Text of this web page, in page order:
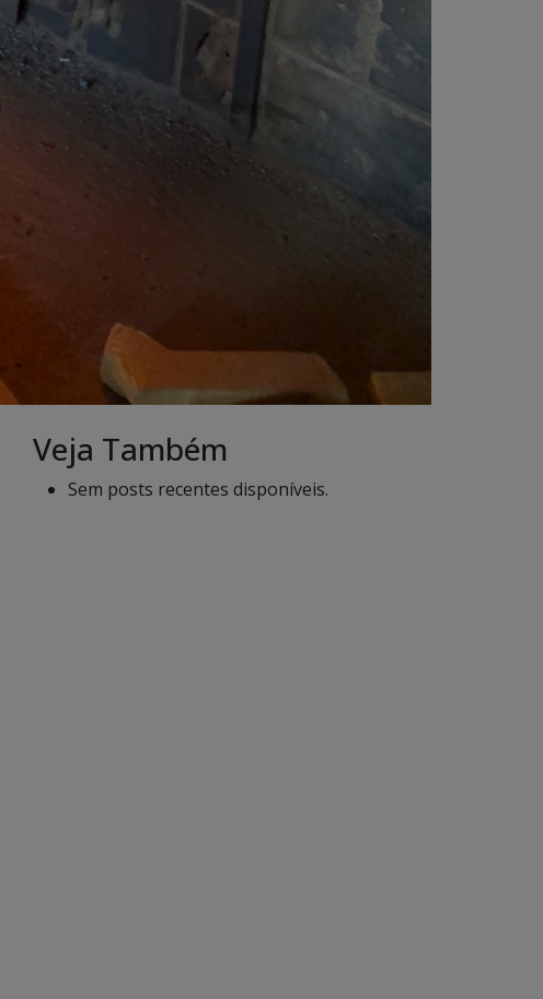
Veja Também
Sem posts recentes disponíveis.